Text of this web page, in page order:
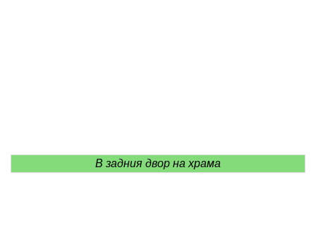
В задния двор на храма